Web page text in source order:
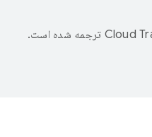
ترجمه شده است.